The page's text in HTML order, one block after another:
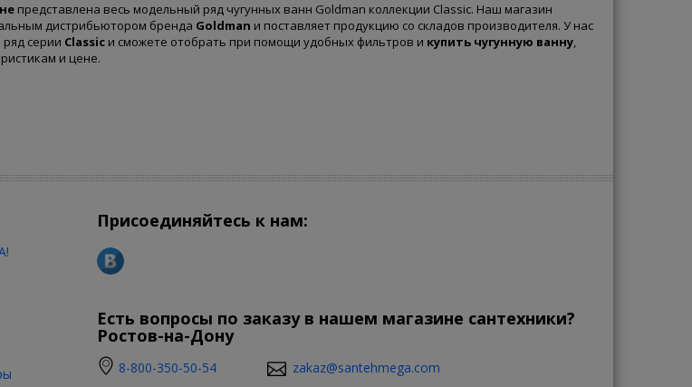
представлена весь модельный ряд чугунных ванн Goldman коллекции Classic. Наш магазин
дистрибьютором бренда Goldman и поставляет продукцию со складов производителя. У нас
серии Classicи сможете отобрать при помощи удобных фильтров и купить чугунную ванну,
и цене.
Присоединяйтесь к нам:
Есть вопросы по заказу в нашем магазине сантехники?
Ростов-на-Дону
8-800-350-50-54 zakaz@santehmega.com